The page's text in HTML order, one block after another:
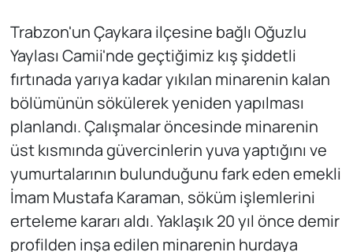
Trabzon'un Çaykara ilçesine bağlı Oğuzlu
Yaylası Camii'nde geçtiğimiz kış şiddetli
fırtınada yarıya kadar yıkılan minarenin kalan
bölümünün sökülerek yeniden yapılması
planlandı. Çalışmalar öncesinde minarenin
üst kısmında güvercinlerin yuva yaptığını ve
yumurtalarının bulunduğunu fark eden emekli
İmam Mustafa Karaman, söküm işlemlerini
erteleme kararı aldı. Yaklaşık 20 yıl önce demir
profilden inşa edilen minarenin hurdaya